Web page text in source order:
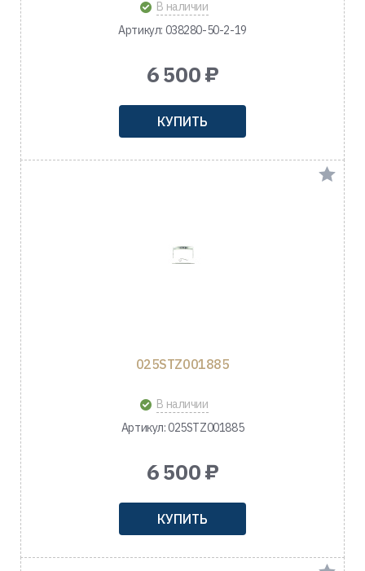
В наличии
Артикул: 038280-50-2-19
6 500 ₽
КУПИТЬ
025STZ001885
В наличии
Артикул: 025STZ001885
6 500 ₽
КУПИТЬ